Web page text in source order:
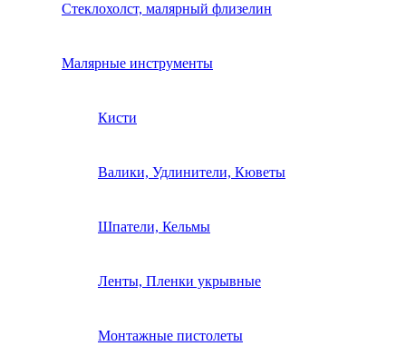
Стеклохолст, малярный флизелин
Малярные инструменты
Кисти
Валики, Удлинители, Кюветы
Шпатели, Кельмы
Ленты, Пленки укрывные
Монтажные пистолеты